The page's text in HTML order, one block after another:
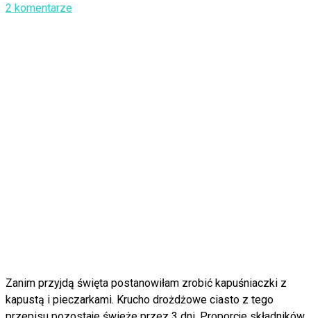
2 komentarze
Zanim przyjdą święta postanowiłam zrobić kapuśniaczki z
kapustą i pieczarkami. Krucho drożdżowe ciasto z tego